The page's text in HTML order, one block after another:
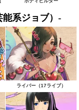
系ジョブ）-
ライバー（17ライブ）